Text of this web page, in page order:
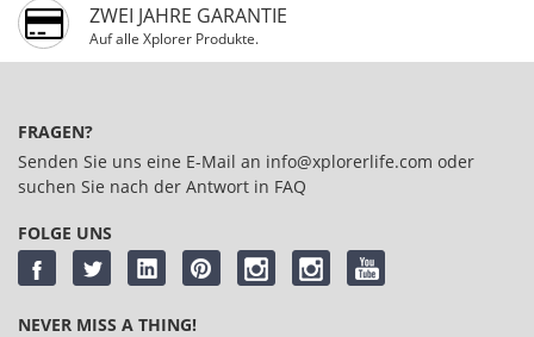
ZWEI JAHRE GARANTIE
Auf alle Xplorer Produkte.
FRAGEN?
Senden Sie uns eine E-Mail an info@xplorerlife.com oder
suchen Sie nach der Antwort in FAQ
FOLGE UNS
NEVER MISS A THING!